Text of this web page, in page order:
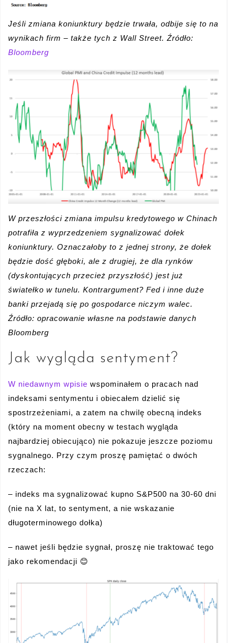
Jeśli zmiana koniunktury będzie trwała, odbije się to na
wynikach firm – także tych z Wall Street. Źródło:
Bloomberg
W przeszłości zmiana impulsu kredytowego w Chinach
potrafiła z wyprzedzeniem sygnalizować dołek
koniunktury. Oznaczałoby to z jednej strony, że dołek
będzie dość głęboki, ale z drugiej, że dla rynków
(dyskontujących przecież przyszłość) jest już
światełko w tunelu. Kontrargument? Fed i inne duże
banki przejadą się po gospodarce niczym walec.
Źródło: opracowanie własne na podstawie danych
Bloomberg
Jak wygląda sentyment?
W niedawnym wpisie wspominałem o pracach nad
indeksami sentymentu i obiecałem dzielić się
spostrzeżeniami, a zatem na chwilę obecną indeks
(który na moment obecny w testach wygląda
najbardziej obiecująco) nie pokazuje jeszcze poziomu
sygnalnego. Przy czym proszę pamiętać o dwóch
rzeczach:
– indeks ma sygnalizować kupno S&P500 na 30-60 dni
(nie na X lat, to sentyment, a nie wskazanie
długoterminowego dołka)
– nawet jeśli będzie sygnał, proszę nie traktować tego
jako rekomendacji 😊